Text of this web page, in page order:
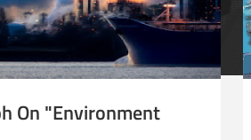
On "Environment